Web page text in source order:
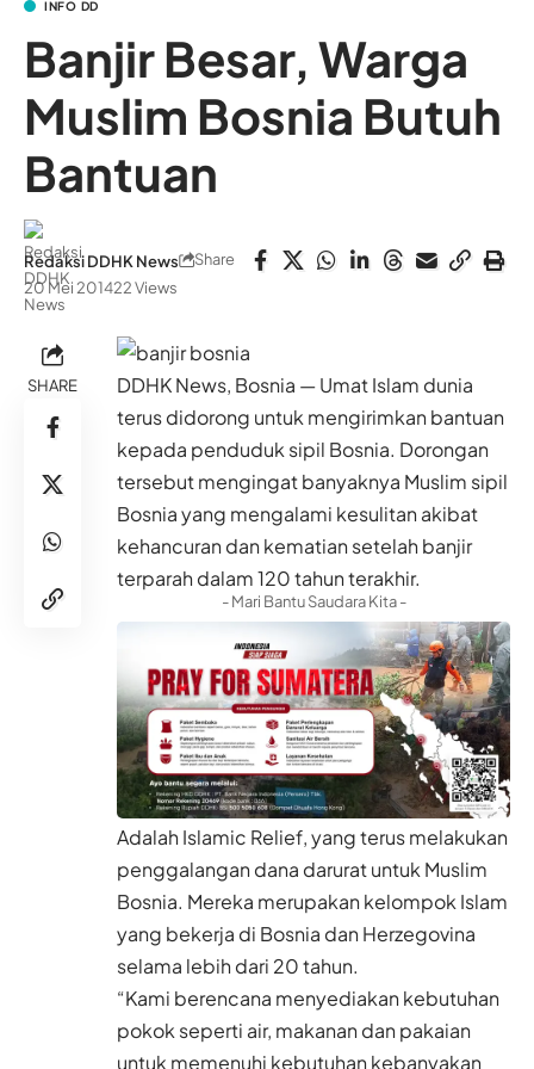
INFO DD
Banjir Besar, Warga
Muslim Bosnia Butuh
Bantuan
Redaksi DDHK News
20 Mei 201422 Views
Share
SHARE
DDHK News, Bosnia — Umat Islam dunia
terus didorong untuk mengirimkan bantuan
kepada penduduk sipil Bosnia. Dorongan
tersebut mengingat banyaknya Muslim sipil
Bosnia yang mengalami kesulitan akibat
kehancuran dan kematian setelah banjir
terparah dalam 120 tahun terakhir.
- Mari Bantu Saudara Kita -
Adalah Islamic Relief, yang terus melakukan
penggalangan dana darurat untuk Muslim
Bosnia. Mereka merupakan kelompok Islam
yang bekerja di Bosnia dan Herzegovina
selama lebih dari 20 tahun.
“Kami berencana menyediakan kebutuhan
pokok seperti air, makanan dan pakaian
untuk memenuhi kebutuhan kebanyakan